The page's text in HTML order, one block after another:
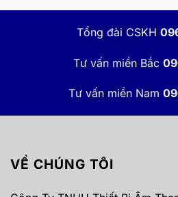
Tổng đài CSKH
Tư vấn miền Bắc
Tư vấn miền Nam
VỀ CHÚNG TÔI